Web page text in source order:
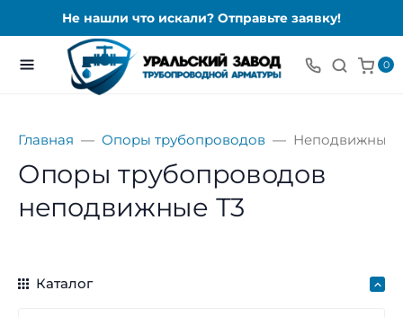
Не нашли что искали? Отправьте заявку!
0
Главная Опоры трубопроводов Неподвижные
Опоры трубопроводов
неподвижные Т3
Каталог